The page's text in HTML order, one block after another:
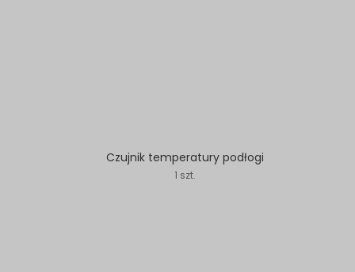
Czujnik temperatury podłogi
1 szt.